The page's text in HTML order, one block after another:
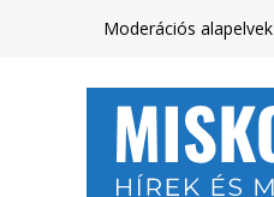
Moderációs alapelvek